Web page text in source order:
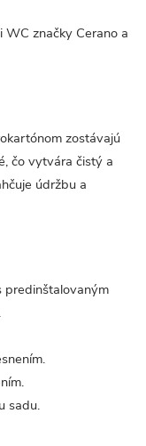
značky Cerano a
zostávajú
čo vytvára čistý a
údržbu a
predinštalovaným
sadu.